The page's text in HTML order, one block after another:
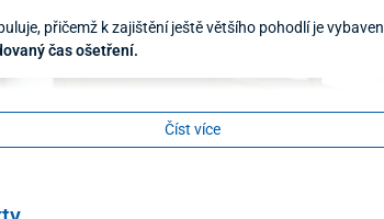
přičemž k zajištění ještě většího pohodlí je vybaven
čas ošetření.
Číst více